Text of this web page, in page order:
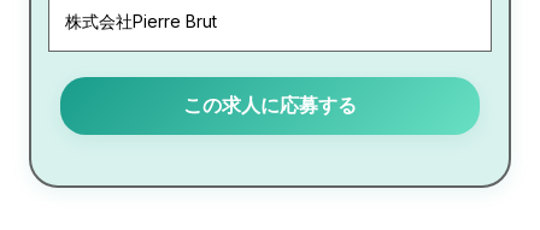
株式会社Pierre Brut
この求人に応募する